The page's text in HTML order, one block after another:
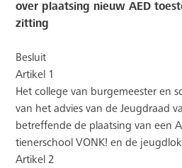
over plaatsing nieuw AED
zitting
Besluit
Artikel 1
Het college van burgemeester en
van het advies van de Jeugdraad
betreffende de plaatsing van een
tienerschool VONK! en de
Artikel 2